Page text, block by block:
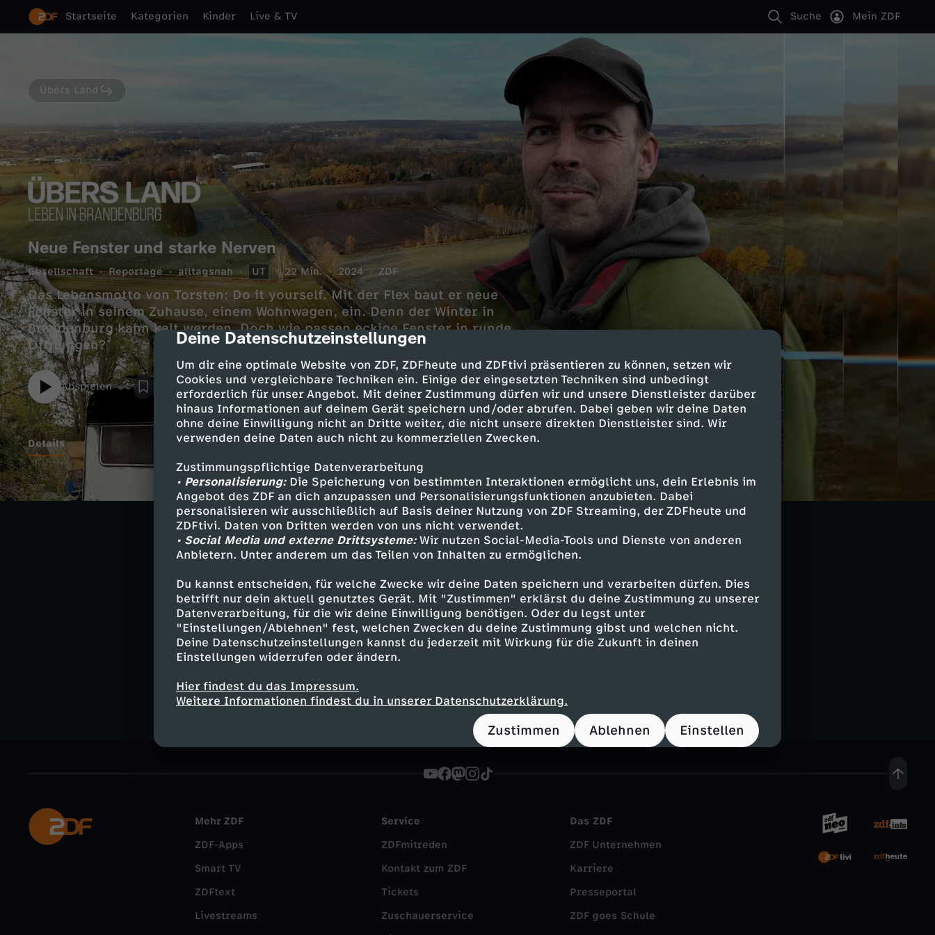
cmp-dialog-description
Deine Datenschutzeinstellungen
Um dir eine optimale Website von ZDF, ZDFheute und ZDFtivi präsentieren zu können, setzen wir
Cookies und vergleichbare Techniken ein. Einige der eingesetzten Techniken sind unbedingt
erforderlich für unser Angebot. Mit deiner Zustimmung dürfen wir und unsere Dienstleister darüber
hinaus Informationen auf deinem Gerät speichern und/oder abrufen. Dabei geben wir deine Daten
ohne deine Einwilligung nicht an Dritte weiter, die nicht unsere direkten Dienstleister sind. Wir
verwenden deine Daten auch nicht zu kommerziellen Zwecken.
Zustimmungspflichtige Datenverarbeitung
• Personalisierung:Die Speicherung von bestimmten Interaktionen ermöglicht uns, dein Erlebnis im
Angebot des ZDF an dich anzupassen und Personalisierungsfunktionen anzubieten. Dabei
personalisieren wir ausschließlich auf Basis deiner Nutzung von ZDF Streaming, der ZDFheute und
ZDFtivi. Daten von Dritten werden von uns nicht verwendet.
• Social Media und externe Drittsysteme:Wir nutzen Social-Media-Tools und Dienste von anderen
Anbietern. Unter anderem um das Teilen von Inhalten zu ermöglichen.
Du kannst entscheiden, für welche Zwecke wir deine Daten speichern und verarbeiten dürfen. Dies
betrifft nur dein aktuell genutztes Gerät. Mit "Zustimmen" erklärst du deine Zustimmung zu unserer
Datenverarbeitung, für die wir deine Einwilligung benötigen. Oder du legst unter
"Einstellungen/Ablehnen" fest, welchen Zwecken du deine Zustimmung gibst und welchen nicht.
Deine Datenschutzeinstellungen kannst du jederzeit mit Wirkung für die Zukunft in deinen
Einstellungen widerrufen oder ändern.
Hier findest du das Impressum.
Weitere Informationen findest du in unserer Datenschutzerklärung.
Zustimmen Ablehnen Einstellen
Startseite Kategorien Kinder Live & TV Suche Mein ZDF
Übers Land
Neue Fenster und starke Nerven
Gesellschaft Reportage alltagsnah UT 22 Min. 2024 ZDF
Das Lebensmotto von Torsten: Do it yourself. Mit der Flex baut er neue
Fenster in seinem Zuhause, einem Wohnwagen, ein. Denn der Winter in
Brandenburg kann kalt werden. Doch wie passen eckige Fenster in runde
Öffnungen?
Abspielen
Details
Torstens Kreativität kennt keine Grenzen. Ein echter Do-it-yourself-Mann.
Und: ein Fall für starke Nerven.
Ähnliche Inhalte entdecken
Gesellschaft Reportage
Mehr ZDF
ZDF-Apps
Smart TV
ZDFtext
Livestreams
Service
ZDFmitreden
Kontakt zum ZDF
Tickets
Zuschauerservice
Das ZDF
ZDF Unternehmen
Karriere
Presseportal
ZDF goes Schule